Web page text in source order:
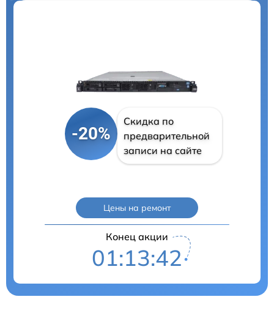
-20%
Скидка по
предварительной
записи на сайте
Цены на ремонт
Конец акции
01:13:41